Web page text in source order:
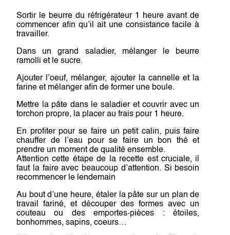
Sortir le beurre du réfrigérateur 1 heure avant de
commencer afin qu’il ait une consistance facile à
travailler.
Dans un grand saladier, mélanger le beurre
ramolli et le sucre.
Ajouter l’oeuf, mélanger, ajouter la cannelle et la
farine et mélanger afin de former une boule.
Mettre la pâte dans le saladier et couvrir avec un
torchon propre, la placer au frais pour 1 heure.
En profiter pour se faire un petit calin, puis faire
chauffer de l’eau pour se faire un bon thé et
prendre un moment de qualité ensemble.
Attention cette étape de la recette est cruciale, il
faut la faire avec beaucoup d’attention. Si besoin
recommencer le lendemain
Au bout d’une heure, étaler la pâte sur un plan de
travail fariné, et découper des formes avec un
couteau ou des emportes-pièces : étoiles,
bonhommes, sapins, coeurs…